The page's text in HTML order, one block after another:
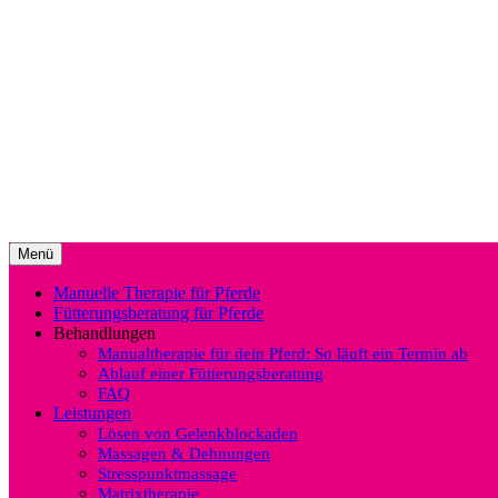
Menü
Manuelle Therapie für Pferde
Fütterungsberatung für Pferde
Behandlungen
Manualtherapie für dein Pferd: So läuft ein Termin ab
Ablauf einer Fütterungsberatung
FAQ
Leistungen
Lösen von Gelenkblockaden
Massagen & Dehnungen
Stresspunktmassage
Matrixtherapie